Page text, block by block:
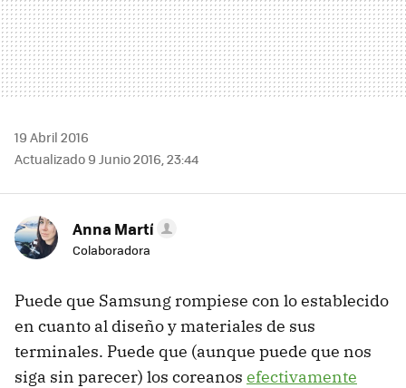
19 Abril 2016
Actualizado 9 Junio 2016, 23:44
Anna Martí
Colaboradora
Puede que Samsung rompiese con lo establecido
en cuanto al diseño y materiales de sus
terminales. Puede que (aunque puede que nos
siga sin parecer) los coreanos efectivamente